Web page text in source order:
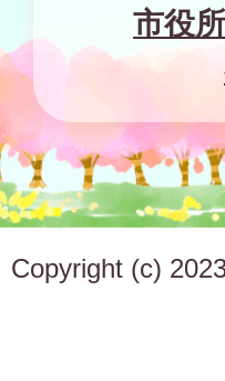
市役
Copyright (c)